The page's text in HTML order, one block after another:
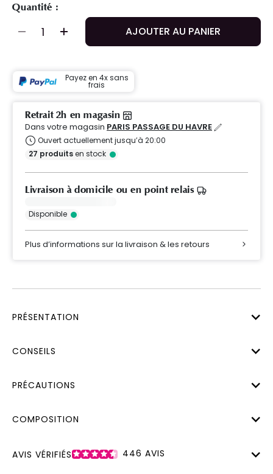
Quantité :
AJOUTER AU PANIER
Payez en 4x sans
frais
Retrait 2h en magasin
Dans votre magasin PARIS PASSAGE DU HAVRE
Ouvert actuellement jusqu’à 20:00
27 produitsen stock
Livraison à domicile ou en point relais
Disponible
Plus d’informations sur la livraison & les retours
PRÉSENTATION
CONSEILS
PRÉCAUTIONS
COMPOSITION
AVIS VÉRIFIÉS 446 AVIS